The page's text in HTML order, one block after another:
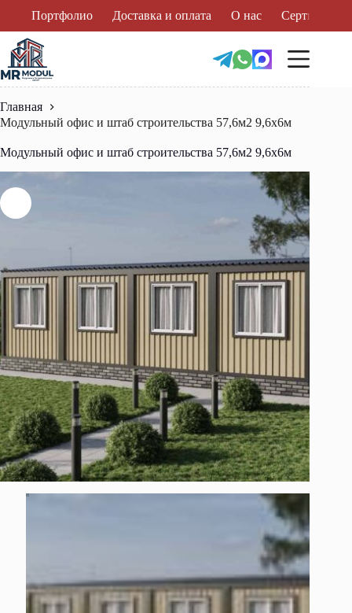
сути
Портфолио Доставка и оплата О нас
Главная
Модульный офис и штаб строительства 57,6м2 9,6х6м
Модульный офис и штаб строительства 57,6м2 9,6х6м